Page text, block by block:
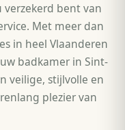
bent van
Met meer dan
in heel Vlaanderen
badkamer in Sint-
veilige, stijlvolle en
plezier van